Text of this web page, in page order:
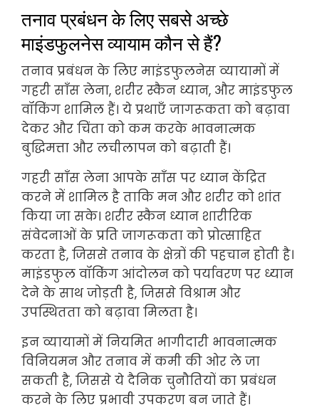
तनाव प्रबंधन के लिए सबसे अच्छे
माइंडफुलनेस व्यायाम कौन से हैं?
तनाव प्रबंधन के लिए माइंडफुलनेस व्यायामों में
गहरी साँस लेना, शरीर स्कैन ध्यान, और माइंडफुल
वॉकिंग शामिल हैं। ये प्रथाएँ जागरूकता को बढ़ावा
देकर और चिंता को कम करके भावनात्मक
बुद्धिमत्ता और लचीलापन को बढ़ाती हैं।
गहरी साँस लेना आपके साँस पर ध्यान केंद्रित
करने में शामिल है ताकि मन और शरीर को शांत
किया जा सके। शरीर स्कैन ध्यान शारीरिक
संवेदनाओं के प्रति जागरूकता को प्रोत्साहित
करता है, जिससे तनाव के क्षेत्रों की पहचान होती है।
माइंडफुल वॉकिंग आंदोलन को पर्यावरण पर ध्यान
देने के साथ जोड़ती है, जिससे विश्राम और
उपस्थितता को बढ़ावा मिलता है।
इन व्यायामों में नियमित भागीदारी भावनात्मक
विनियमन और तनाव में कमी की ओर ले जा
सकती है, जिससे ये दैनिक चुनौतियों का प्रबंधन
करने के लिए प्रभावी उपकरण बन जाते हैं।